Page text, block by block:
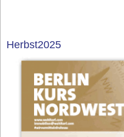
Herbst2025